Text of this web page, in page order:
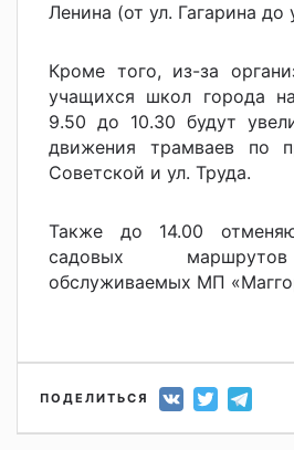
Ленина (от ул. Гагарина до
Кроме того, из-за
учащихся школ города
9.50 до 10.30 будут
движения трамваев по
Советской и ул. Труда.
Также до 14.00
садовых
обслуживаемых МП
ПОДЕЛИТЬСЯ